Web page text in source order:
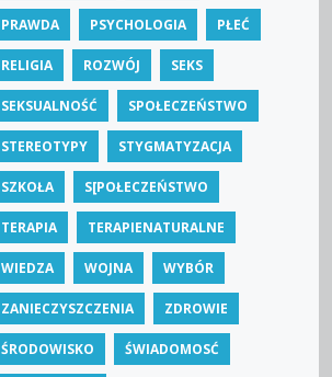
PRAWDA PSYCHOLOGIA PŁEĆ
RELIGIA ROZWÓJ SEKS
SEKSUALNOŚĆ SPOŁECZEŃSTWO
STEREOTYPY STYGMATYZACJA
SZKOŁA S[POŁECZEŃSTWO
TERAPIA TERAPIENATURALNE
WIEDZA WOJNA WYBÓR
ZANIECZYSZCZENIA ZDROWIE
ŚRODOWISKO ŚWIADOMOSĆ